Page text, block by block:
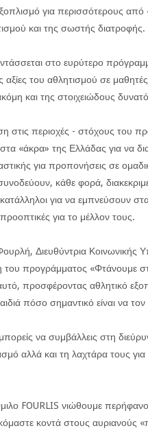
για περισσότερους
και της σωστής διατροφής.
στο ευρύτερο
του αθλητισμού σε
και της στοιχειώδους
περιοχές - στόχους του
«άκρα» της Ελλάδας για να
για προπονήσεις σε
κάθε φορά,
κατάλληλοι για να εμπνεύσουν
για το μέλλον τους.
Διευθύντρια Κοινωνικής
του προγράμματος «Φτάνουμε
προσφέροντας αθλητικό
πόσο σημαντικό είναι να τον
μπορείς να συμβάλλεις στη
αλλά και τη λαχτάρα τους
FOURLIS νιώθουμε
κοντά στους αυριανούς